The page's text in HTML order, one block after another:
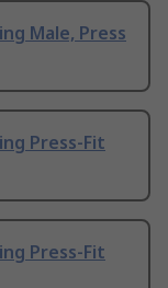
Male, Press
Press-Fit
Press-Fit